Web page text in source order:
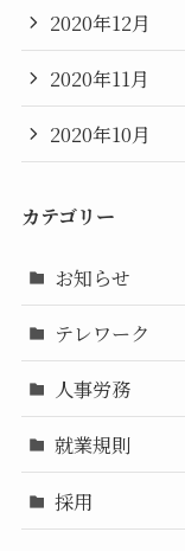
2020年12月
2020年11月
2020年10月
カテゴリー
お知らせ
テレワーク
人事労務
就業規則
採用